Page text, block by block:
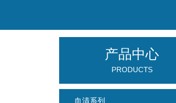
产品中心
PRODUCTS
血清系列